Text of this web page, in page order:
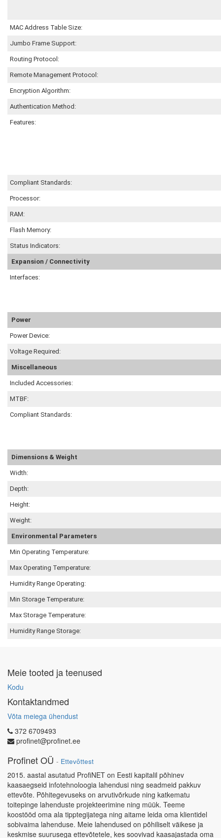
MAC Address Table Size:
Jumbo Frame Support:
Routing Protocol:
Remote Management Protocol:
Encryption Algorithm:
Authentication Method:
Features:
Compliant Standards:
Processor:
RAM:
Flash Memory:
Status Indicators:
Expansion / Connectivity
Interfaces:
Power
Power Device:
Voltage Required:
Miscellaneous
Included Accessories:
MTBF:
Compliant Standards:
Dimensions & Weight
Width:
Depth:
Height:
Weight:
Environmental Parameters
Min Operating Temperature:
Max Operating Temperature:
Humidity Range Operating:
Min Storage Temperature:
Max Storage Temperature:
Humidity Range Storage:
Meie tooted ja teenused
Kodu
Kontaktandmed
Võta meiega ühendust
372 6709493
profinet@profinet.ee
Profinet OÜ - Ettevõttest
2015. aastal asutatud ProfiNET on Eesti kapitalil põhinev
kaasaegseid infotehnoloogia lahendusi ning seadmeid pakkuv
ettevõte. Põhitegevuseks on arvutivõrkude ning katkematu
toitepinge lahenduste projekteerimine ning müük. Teeme
koostööd oma ala tipptegijatega ning aitame leida oma klientidel
sobivaima lahenduse. Meie lahendused on põhiliselt väikese ja
keskmise suurusega ettevõtetele, kes soovivad kaasajastada oma